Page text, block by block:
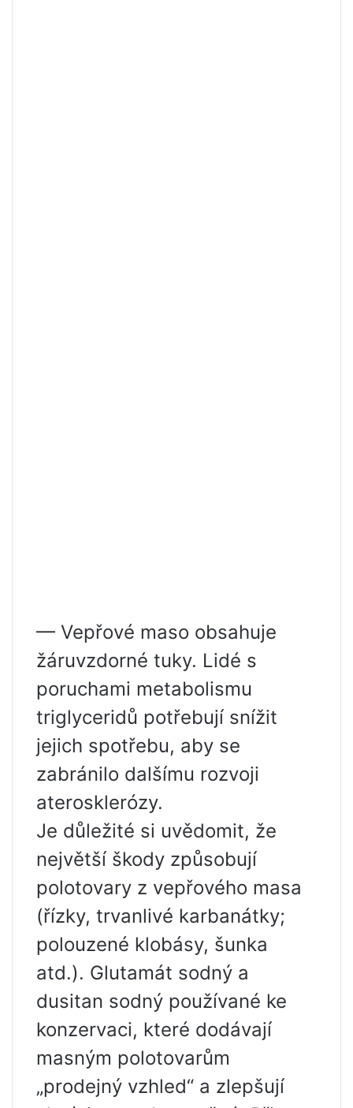
— Vepřové maso obsahuje
žáruvzdorné tuky. Lidé s
poruchami metabolismu
triglyceridů potřebují snížit
jejich spotřebu, aby se
zabránilo dalšímu rozvoji
aterosklerózy.
Je důležité si uvědomit, že
největší škody způsobují
polotovary z vepřového masa
(řízky, trvanlivé karbanátky;
polouzené klobásy, šunka
atd.). Glutamát sodný a
dusitan sodný používané ke
konzervaci, které dodávají
masným polotovarům
„prodejný vzhled“ a zlepšují